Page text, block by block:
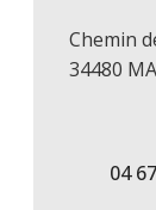
Chemin
34480
04